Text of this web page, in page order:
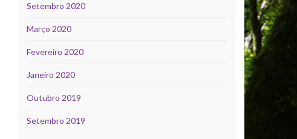
Setembro 2020
Março 2020
Fevereiro 2020
Janeiro 2020
Outubro 2019
Setembro 2019